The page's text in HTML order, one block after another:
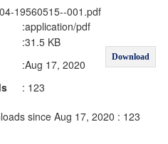
19560515--001.pdf
:application/pdf
Download
:31.5 KB
:Aug 17, 2020
: 123
since Aug 17, 2020 : 123